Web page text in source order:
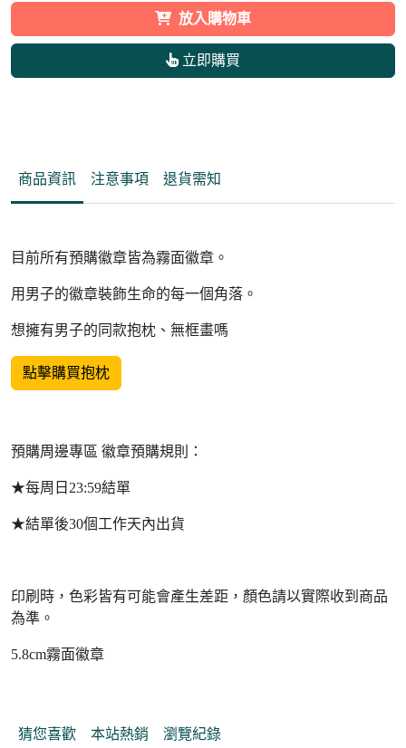
放入購物車
立即購買
商品資訊 注意事項 退貨需知
目前所有預購徽章皆為霧面徽章。
用男子的徽章裝飾生命的每一個角落。
想擁有男子的同款抱枕、無框畫嗎
點擊購買抱枕
預購周邊專區 徽章預購規則：
★每周日23:59結單
★結單後30個工作天內出貨
印刷時，色彩皆有可能會產生差距，顏色請以實際收到商品
為準。
5.8cm霧面徽章
猜您喜歡 本站熱銷 瀏覽紀錄